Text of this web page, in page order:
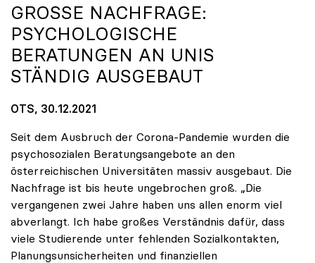
GROSSE NACHFRAGE: P
SYCHOLOGISCHE B
ERATUNGEN AN UNIS S
TÄNDIG AUSGEBAUT
OTS, 30.12.2021
Seit dem Ausbruch der Corona-Pandemie wurden die
psychosozialen Beratungsangebote an den
österreichischen Universitäten massiv ausgebaut. Die
Nachfrage ist bis heute ungebrochen groß. „Die
vergangenen zwei Jahre haben uns allen enorm viel
abverlangt. Ich habe großes Verständnis dafür, dass
viele Studierende unter fehlenden Sozialkontakten,
Planungsunsicherheiten und finanziellen